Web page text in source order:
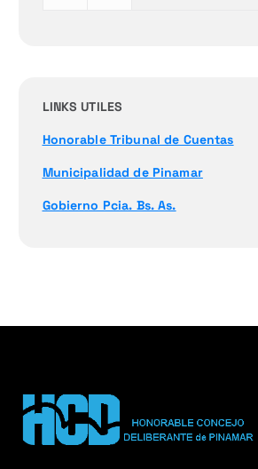
LINKS UTILES
Honorable Tribunal de Cuentas
Municipalidad de Pinamar
Gobierno Pcia. Bs. As.